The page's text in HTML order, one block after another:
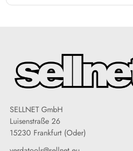
SELLNET GmbH
Luisenstraße 26
15230 Frankfurt (Oder)